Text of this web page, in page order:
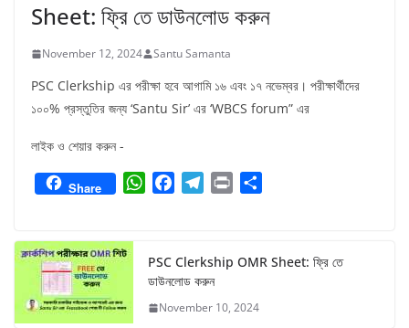
Sheet: ফ্রি তে ডাউনলোড করুন
November 12, 2024 Santu Samanta
PSC Clerkship এর পরীক্ষা হবে আগামি ১৬ এবং ১৭ নভেম্বর। পরীক্ষার্থীদের
১০০% প্রস্তুতির জন্য ‘Santu Sir’ এর ‘WBCS forum” এর
লাইক ও শেয়ার করুন -
Share
W
s
p
b
o
o
g
r
a
e
PSC Clerkship OMR Sheet: ফ্রি তে
ডাউনলোড করুন
November 10, 2024